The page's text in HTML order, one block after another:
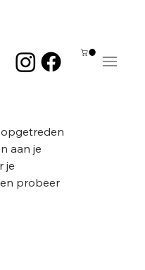
aan je
je
probeer